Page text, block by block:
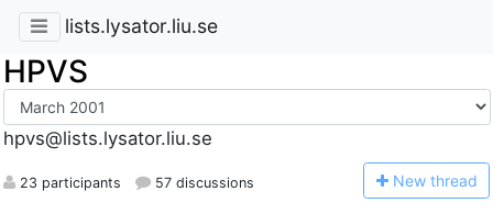
lists.lysator.liu.se
HPVS
hpvs@lists.lysator.liu.se
23 participants 57 discussions New thread